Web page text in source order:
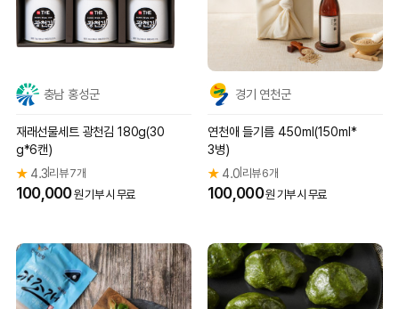
충남 홍성군
재래선물세트 광천김 180g(30
g*6캔)
★4.3 리뷰 7개
100,000원 기부 시 무료
경기 연천군
연천애 들기름 450ml(150ml*
3병)
★ 4.0 리뷰 6개
100,000원 기부 시 무료